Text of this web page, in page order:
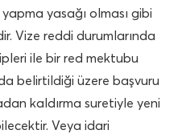
yasağı olması gibi
Vize reddi durumlarında
ile bir red mektubu
belirtildiği üzere başvuru
kaldırma suretiyle yeni
Veya idari